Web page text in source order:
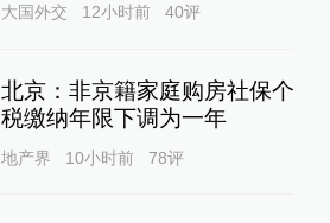
大国外交 12小时前 40评
北京：非京籍家庭购房社保个
税缴纳年限下调为一年
地产界 10小时前 78评